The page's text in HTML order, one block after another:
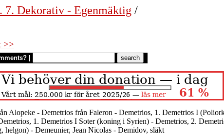
7. Dekorativ - Egenmäktig /
>>
Alopeke - Demetrios från Faleron - Demetrios, 1. Demetrios I
1. Demetrios I Soter (koning i Syrien) - Demetrios, 2.
helgon) - Demeunier, Jean Nicolas - Demidov, släkt